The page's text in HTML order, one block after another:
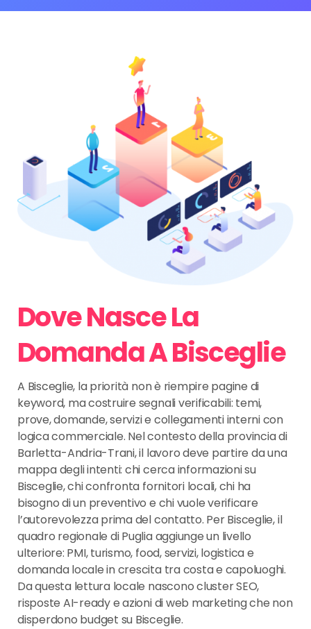
Dove Nasce La
Domanda A Bisceglie
A Bisceglie, la priorità non è riempire pagine di
keyword, ma costruire segnali verificabili: temi,
prove, domande, servizi e collegamenti interni con
logica commerciale. Nel contesto della provincia di
Barletta-Andria-Trani, il lavoro deve partire da una
mappa degli intenti: chi cerca informazioni su
Bisceglie, chi confronta fornitori locali, chi ha
bisogno di un preventivo e chi vuole verificare
l’autorevolezza prima del contatto. Per Bisceglie, il
quadro regionale di Puglia aggiunge un livello
ulteriore: PMI, turismo, food, servizi, logistica e
domanda locale in crescita tra costa e capoluoghi.
Da questa lettura locale nascono cluster SEO,
risposte AI-ready e azioni di web marketing che non
disperdono budget su Bisceglie.